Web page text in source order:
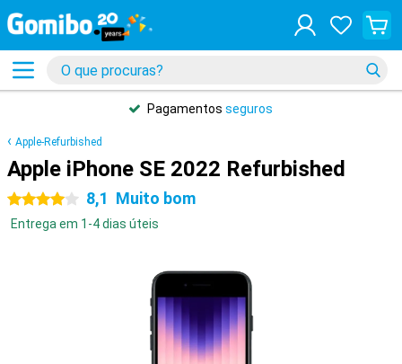
Pagamentos seguros
Apple-Refurbished
Apple iPhone SE 2022 Refurbished
4 estrelas 8,1 Muito bom
Entrega em 1-4 dias úteis